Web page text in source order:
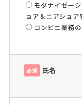
モダナイゼー
ョア＆ニアショア
コンビニ業務
必須 氏名